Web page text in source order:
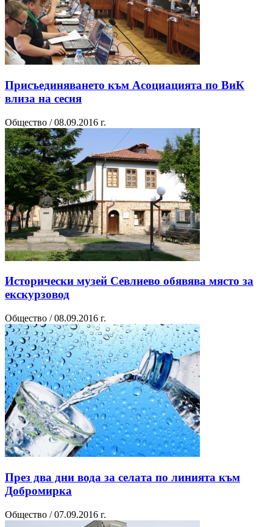
Присъединяването към Асоциацията по ВиК
влиза на сесия
Общество / 08.09.2016 г.
Исторически музей Севлиево обявява място за
екскурзовод
Общество / 08.09.2016 г.
През два дни вода за селата по линията към
Добромирка
Общество / 07.09.2016 г.